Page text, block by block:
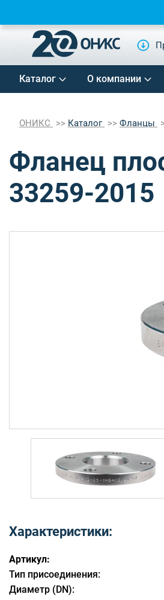
Каталог О компании
ОНИКС Каталог Фланцы
Фланец
33259-2015
Характеристики:
Артикул:
Тип присоединения:
Диаметр (DN):